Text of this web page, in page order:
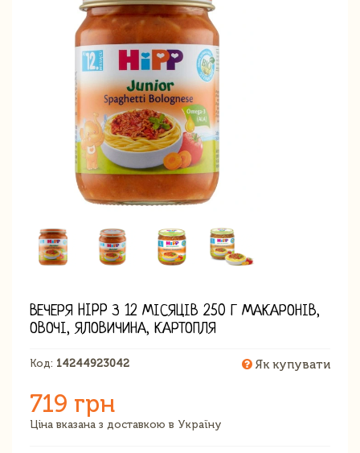
ВЕЧЕРЯ HIPP З 12 МІСЯЦІВ 250 Г МАКАРОНІВ,
ОВОЧІ, ЯЛОВИЧИНА, КАРТОПЛЯ
Код: 14244923042 Як купувати
719 грн
Ціна вказана з доставкою в Україну